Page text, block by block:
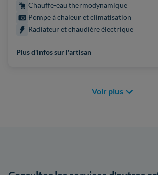
Chauffe-eau thermodynamique
Pompe à chaleur et climatisation
Radiateur et chaudière électrique
Plus d'infos sur l'artisan
Voir plus